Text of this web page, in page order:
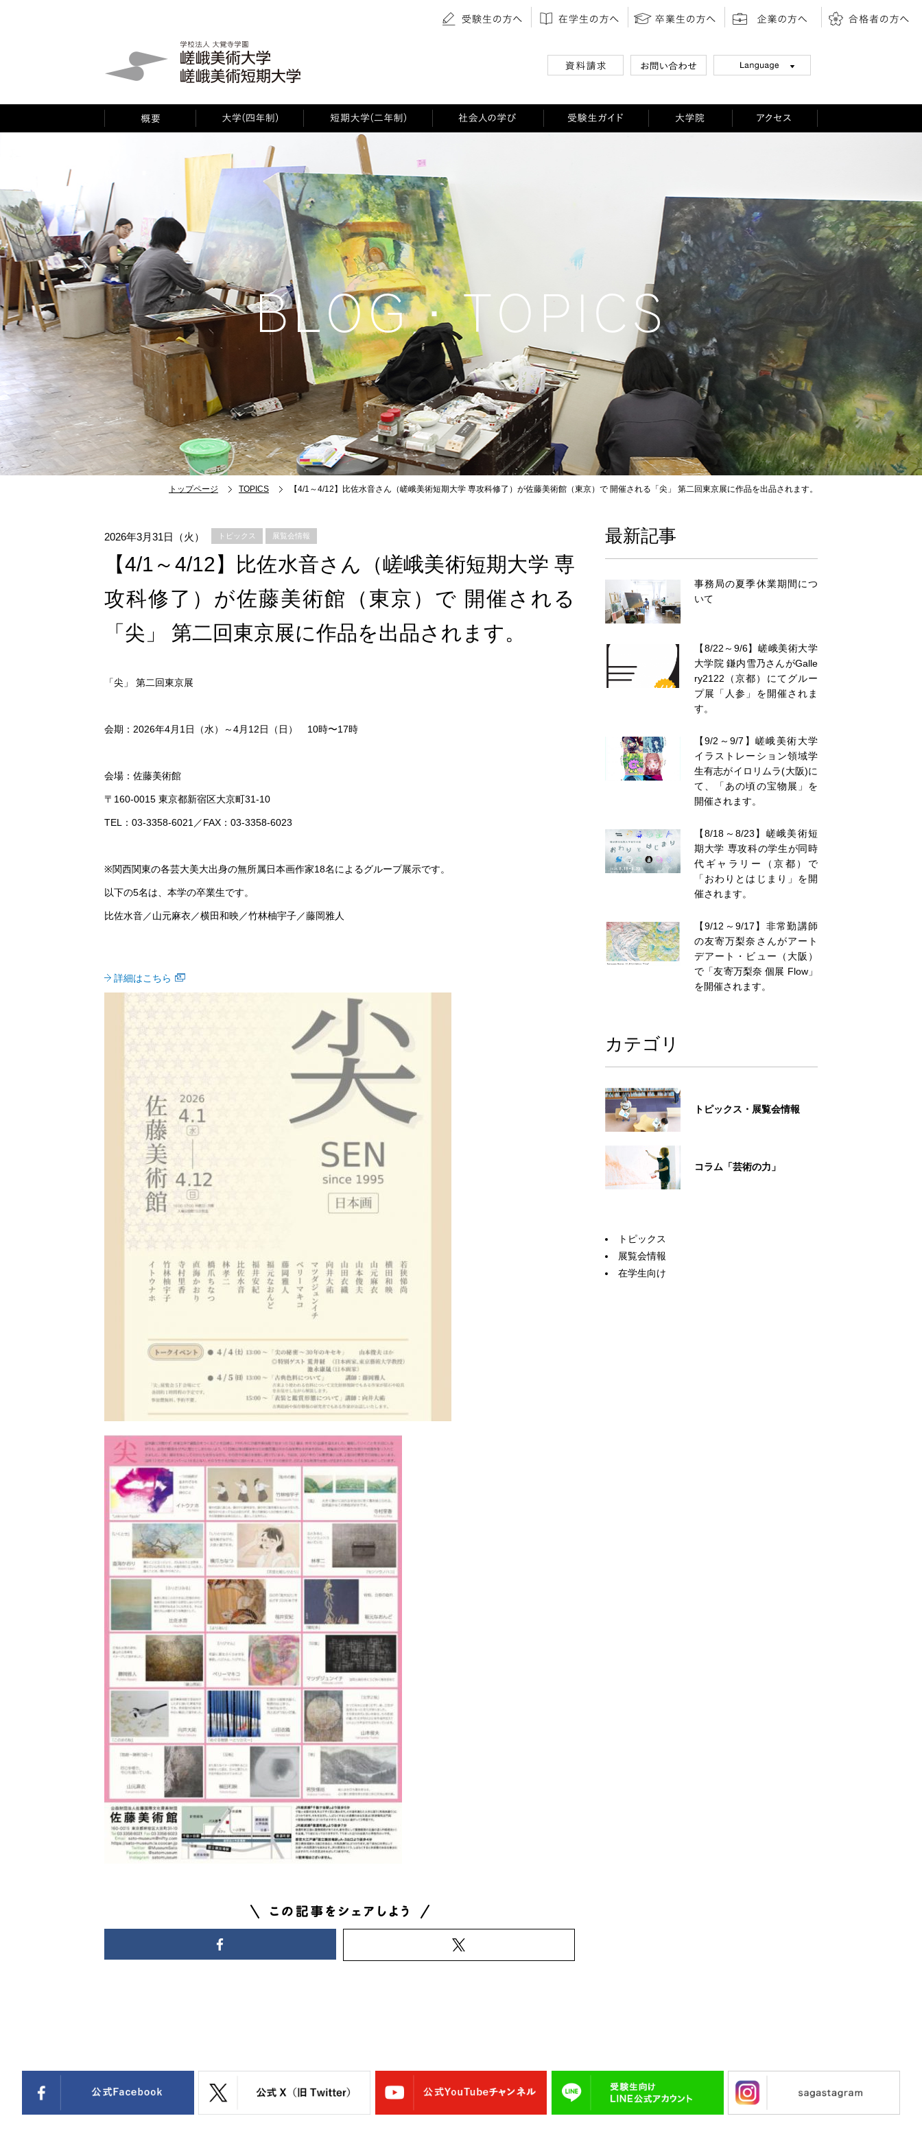
BLOG・TO P I CS
トップページ TOPICS 【4/1～4/12】比佐水音さん（嵯峨美術短期大学 専攻科修了）が佐藤美術館（東京）で 開催される「尖」 第二回東京展に作品を出品されます。
2026年3月31日（火） トピックス 展覧会情報
【4/1～4/12】比佐水音さん（嵯峨美術短期大学 専
攻科修了）が佐藤美術館（東京）で 開催される
「尖」 第二回東京展に作品を出品されます。
「尖」 第二回東京展
会期：2026年4月1日（水）～4月12日（日） 10時〜17時
会場：佐藤美術館
〒160-0015 東京都新宿区大京町31-10
TEL：03-3358-6021／FAX：03-3358-6023
※関西関東の各芸大美大出身の無所属日本画作家18名によるグループ展示です。
以下の5名は、本学の卒業生です。
比佐水音／山元麻衣／横田和映／竹林柚宇子／藤岡雅人
詳細はこちら
最新記事
事務局の夏季休業期間につ
いて
【8/22～9/6】嵯峨美術大学
大学院 鎌内雪乃さんがGalle
ry2122（京都）にてグルー
プ展「人参」を開催されま
す。
【9/2～9/7】嵯峨美術大学
イラストレーション領域学
生有志がイロリムラ(大阪)に
て、「あの頃の宝物展」を
開催されます。
【8/18～8/23】嵯峨美術短
期大学 専攻科の学生が同時
代ギャラリー（京都）で
「おわりとはじまり」を開
催されます。
【9/12～9/17】非常勤講師
の友寄万梨奈さんがアート
デアート・ビュー（大阪）
で「友寄万梨奈 個展 Flow」
を開催されます。
カテゴリ
トピックス・展覧会情報
コラム「芸術の力」
トピックス
展覧会情報
在学生向け